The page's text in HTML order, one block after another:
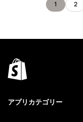
1 2
アプリカテゴリー